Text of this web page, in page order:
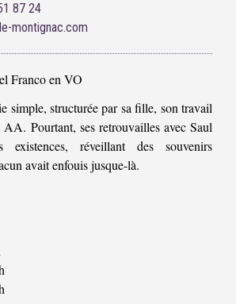
87 24
montignac.com
Franco en VO
simple, structurée par sa fille, son travail
AA. Pourtant, ses retrouvailles avec Saul
existences, réveillant des souvenirs
avait enfouis jusque-là.